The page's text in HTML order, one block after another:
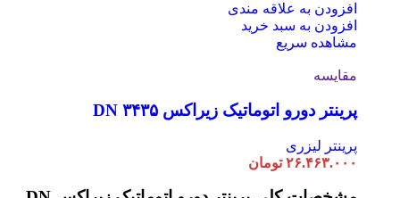
افزودن به علاقه مندی
افزودن به سبد خرید
مشاهده سریع
مقایسه
پرینتر دورو اتوماتیک زیراکس DN ۳۴۳۵
پرینتر لیزری
۲۶.۴۶۳.۰۰۰ تومان